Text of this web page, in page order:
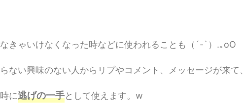
きゃいけなくなった時などに使われることも（´-`）.｡oO
ない興味のない人からリプやコメント、メッセージが来て、
に逃げの一手として使えます。w